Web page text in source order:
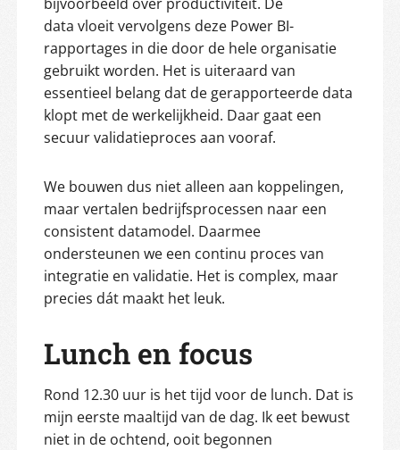
data vloeit vervolgens deze Power BI-
rapportages in die door de hele organisatie
gebruikt worden. Het is uiteraard van
essentieel belang dat de gerapporteerde data
klopt met de werkelijkheid. Daar gaat een
secuur validatieproces aan vooraf.
We bouwen dus niet alleen aan koppelingen,
maar vertalen bedrijfsprocessen naar een
consistent datamodel. Daarmee
ondersteunen we een continu proces van
integratie en validatie. Het is complex, maar
precies dát maakt het leuk.
Lunch en focus
Rond 12.30 uur is het tijd voor de lunch. Dat is
mijn eerste maaltijd van de dag. Ik eet bewust
niet in de ochtend, ooit begonnen